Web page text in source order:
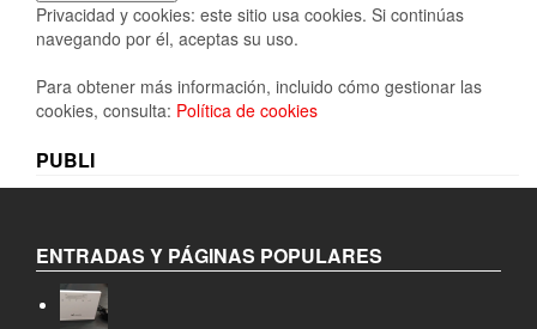
Privacidad y cookies: este sitio usa cookies. Si continúas
navegando por él, aceptas su uso.
Para obtener más información, incluido cómo gestionar las
cookies, consulta: Política de cookies
PUBLI
ENTRADAS Y PÁGINAS POPULARES